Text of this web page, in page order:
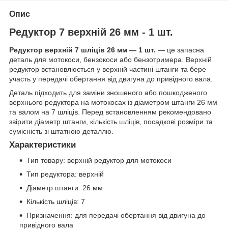
Опис
Редуктор 7 верхній 26 мм - 1 шт.
Редуктор верхній 7 шліців 26 мм — 1 шт. — це запасна
деталь для мотокоси, бензокоси або бензотримера. Верхній
редуктор встановлюється у верхній частині штанги та бере
участь у передачі обертання від двигуна до привідного вала.
Деталь підходить для заміни зношеного або пошкодженого
верхнього редуктора на мотокосах із діаметром штанги 26 мм
та валом на 7 шліців. Перед встановленням рекомендовано
звірити діаметр штанги, кількість шліців, посадкові розміри та
сумісність зі штатною деталлю.
Характеристики
Тип товару: верхній редуктор для мотокоси
Тип редуктора: верхній
Діаметр штанги: 26 мм
Кількість шліців: 7
Призначення: для передачі обертання від двигуна до
привідного вала